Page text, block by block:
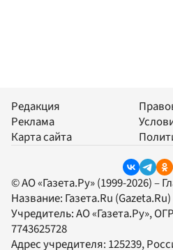
Редакция
Реклама
Карта сайта
© АО «Газета.Ру» (1999-2026) –
Название: Газета.Ru (Gazeta.Ru)
Учредитель:АО «Газета.Ру»,
7743625728
Адрес учредителя: 125239,